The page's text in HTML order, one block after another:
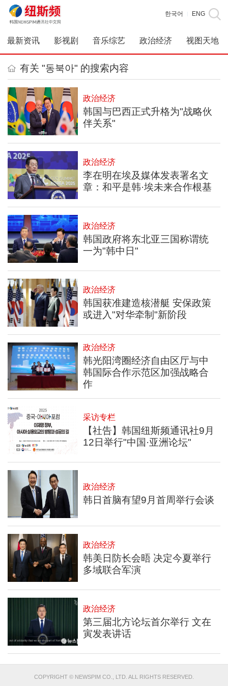
한국어 ENG
最新资讯 影视剧 音乐综艺 政治经济 视图天地
有关 "동북아" 的搜索内容
政治经济
韩国与巴西正式升格为"战略伙
伴关系"
政治经济
李在明在埃及媒体发表署名文
章：和平是韩·埃未来合作根基
政治经济
韩国政府将东北亚三国称谓统
一为"韩中日"
政治经济
韩国获准建造核潜艇 安保政策
或进入"对华牵制"新阶段
政治经济
韩光阳湾圈经济自由区厅与中
韩国际合作示范区加强战略合
作
采访专栏
【社告】韩国纽斯频通讯社9月
12日举行"中国·亚洲论坛"
政治经济
韩日首脑有望9月首周举行会谈
政治经济
韩美日防长会晤 决定今夏举行
多域联合军演
政治经济
第三届北方论坛首尔举行 文在
寅发表讲话
COPYRIGHT © NEWSPIM CO., LTD. ALL RIGHTS RESERVED.